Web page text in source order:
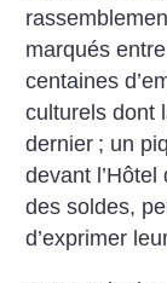
marqués
centaines
culturels dont
dernier ; un
devant
des soldes,
d’exprimer